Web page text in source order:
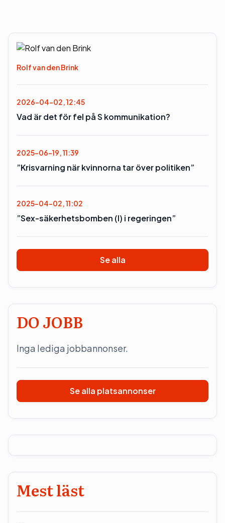
Rolf van den Brink
2026-04-02, 12:45
Vad är det för fel på S kommunikation?
2025-06-19, 11:39
”Krisvarning när kvinnorna tar över politiken”
2025-04-02, 11:02
”Sex-säkerhetsbomben (l) i regeringen”
Se alla
DO JOBB
Inga lediga jobbannonser.
Se alla platsannonser
Mest läst